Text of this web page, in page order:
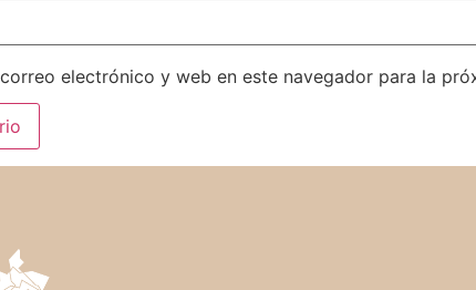
electrónico y web en este navegador para la